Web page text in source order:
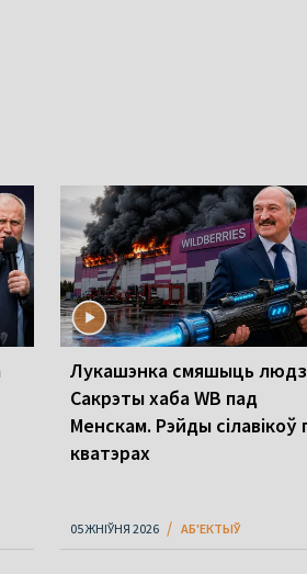
Лукашэнка смяшыць
Сакрэты хаба WB пад
Менскам. Рэйды сілавікоў
кватэрах
05 ЖНІЎНЯ 2026 АБ'ЕКТЫЎ